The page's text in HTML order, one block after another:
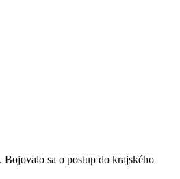
sa o postup do krajského